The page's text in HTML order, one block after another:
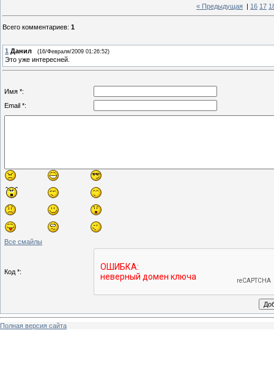
« Предыдущая 16 17
Всего комментариев: 1
1 Данил (16/Февраля/2009 01:26:52)
Это уже интересней.
Имя *:
Email *:
Все смайлы
Код *:
Полная версия сайта